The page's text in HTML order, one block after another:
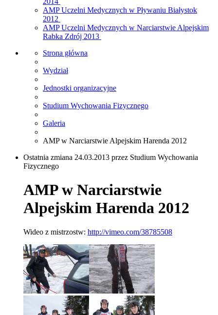
AMP Uczelni Medycznych w Pływaniu Białystok
2012
AMP Uczelni Medycznych w Narciarstwie Alpejskim
Rabka Zdrój 2013
Strona główna
Wydział
Jednostki organizacyjne
Studium Wychowania Fizycznego
Galeria
AMP w Narciarstwie Alpejskim Harenda 2012
Ostatnia zmiana 24.03.2013 przez Studium Wychowania
Fizycznego
AMP w Narciarstwie
Alpejskim Harenda 2012
Wideo z mistrzostw: http://vimeo.com/38785508